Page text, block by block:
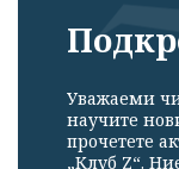
Уважаеми
научите
прочетете
„Клуб Z“.